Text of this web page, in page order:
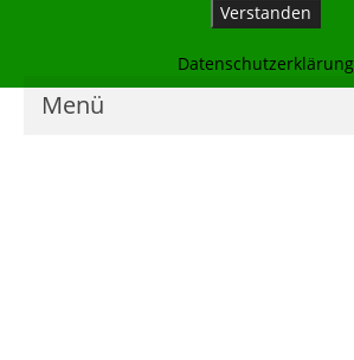
Menü
Verstanden
Datenschutzerklärung